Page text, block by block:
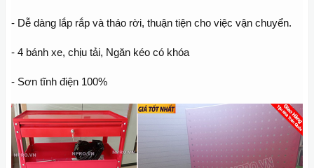
- Dễ dàng lắp rắp và tháo rời, thuận tiện cho việc vận chuyển.
- 4 bánh xe, chịu tải, Ngăn kéo có khóa
- Sơn tĩnh điện 100%